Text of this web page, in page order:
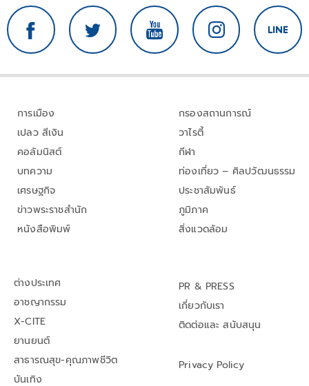
การเมือง
เปลว สีเงิน
คอลัมนิสต์
บทความ
เศรษฐกิจ
ข่าวพระราชสำนัก
หนังสือพิมพ์
กรองสถานการณ์
วาไรตี้
กีฬา
ท่องเที่ยว – ศิลปวัฒนธรรม
ประชาสัมพันธ์
ภูมิภาค
สิ่งแวดล้อม
ต่างประเทศ
อาชญากรรม
X-CITE
ยานยนต์
สาธารณสุข-คุณภาพชีวิต
บันเทิง
PR & PRESS
เกี่ยวกับเรา
ติดต่อและ สนับสนุน
Privacy Policy